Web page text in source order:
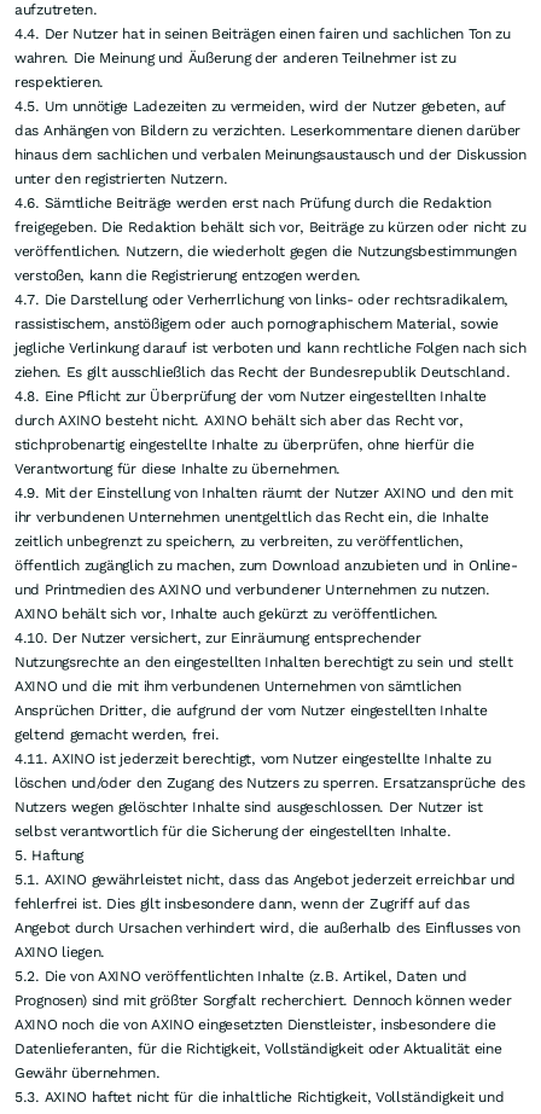
aufzutreten.
4.4. Der Nutzer hat in seinen Beiträgen einen fairen und sachlichen Ton zu
wahren. Die Meinung und Äußerung der anderen Teilnehmer ist zu
respektieren.
4.5. Um unnötige Ladezeiten zu vermeiden, wird der Nutzer gebeten, auf
das Anhängen von Bildern zu verzichten. Leserkommentare dienen darüber
hinaus dem sachlichen und verbalen Meinungsaustausch und der Diskussion
unter den registrierten Nutzern.
4.6. Sämtliche Beiträge werden erst nach Prüfung durch die Redaktion
freigegeben. Die Redaktion behält sich vor, Beiträge zu kürzen oder nicht zu
veröffentlichen. Nutzern, die wiederholt gegen die Nutzungsbestimmungen
verstoßen, kann die Registrierung entzogen werden.
4.7. Die Darstellung oder Verherrlichung von links- oder rechtsradikalem,
rassistischem, anstößigem oder auch pornographischem Material, sowie
jegliche Verlinkung darauf ist verboten und kann rechtliche Folgen nach sich
ziehen. Es gilt ausschließlich das Recht der Bundesrepublik Deutschland.
4.8. Eine Pflicht zur Überprüfung der vom Nutzer eingestellten Inhalte
durch AXINO besteht nicht. AXINO behält sich aber das Recht vor,
stichprobenartig eingestellte Inhalte zu überprüfen, ohne hierfür die
Verantwortung für diese Inhalte zu übernehmen.
4.9. Mit der Einstellung von Inhalten räumt der Nutzer AXINO und den mit
ihr verbundenen Unternehmen unentgeltlich das Recht ein, die Inhalte
zeitlich unbegrenzt zu speichern, zu verbreiten, zu veröffentlichen,
öffentlich zugänglich zu machen, zum Download anzubieten und in Online-
und Printmedien des AXINO und verbundener Unternehmen zu nutzen.
AXINO behält sich vor, Inhalte auch gekürzt zu veröffentlichen.
4.10. Der Nutzer versichert, zur Einräumung entsprechender
Nutzungsrechte an den eingestellten Inhalten berechtigt zu sein und stellt
AXINO und die mit ihm verbundenen Unternehmen von sämtlichen
Ansprüchen Dritter, die aufgrund der vom Nutzer eingestellten Inhalte
geltend gemacht werden, frei.
4.11. AXINO ist jederzeit berechtigt, vom Nutzer eingestellte Inhalte zu
löschen und/oder den Zugang des Nutzers zu sperren. Ersatzansprüche des
Nutzers wegen gelöschter Inhalte sind ausgeschlossen. Der Nutzer ist
selbst verantwortlich für die Sicherung der eingestellten Inhalte.
5. Haftung
5.1. AXINO gewährleistet nicht, dass das Angebot jederzeit erreichbar und
fehlerfrei ist. Dies gilt insbesondere dann, wenn der Zugriff auf das
Angebot durch Ursachen verhindert wird, die außerhalb des Einflusses von
AXINO liegen.
5.2. Die von AXINO veröffentlichten Inhalte (z.B. Artikel, Daten und
Prognosen) sind mit größter Sorgfalt recherchiert. Dennoch können weder
AXINO noch die von AXINO eingesetzten Dienstleister, insbesondere die
Datenlieferanten, für die Richtigkeit, Vollständigkeit oder Aktualität eine
Gewähr übernehmen.
5.3. AXINO haftet nicht für die inhaltliche Richtigkeit, Vollständigkeit und